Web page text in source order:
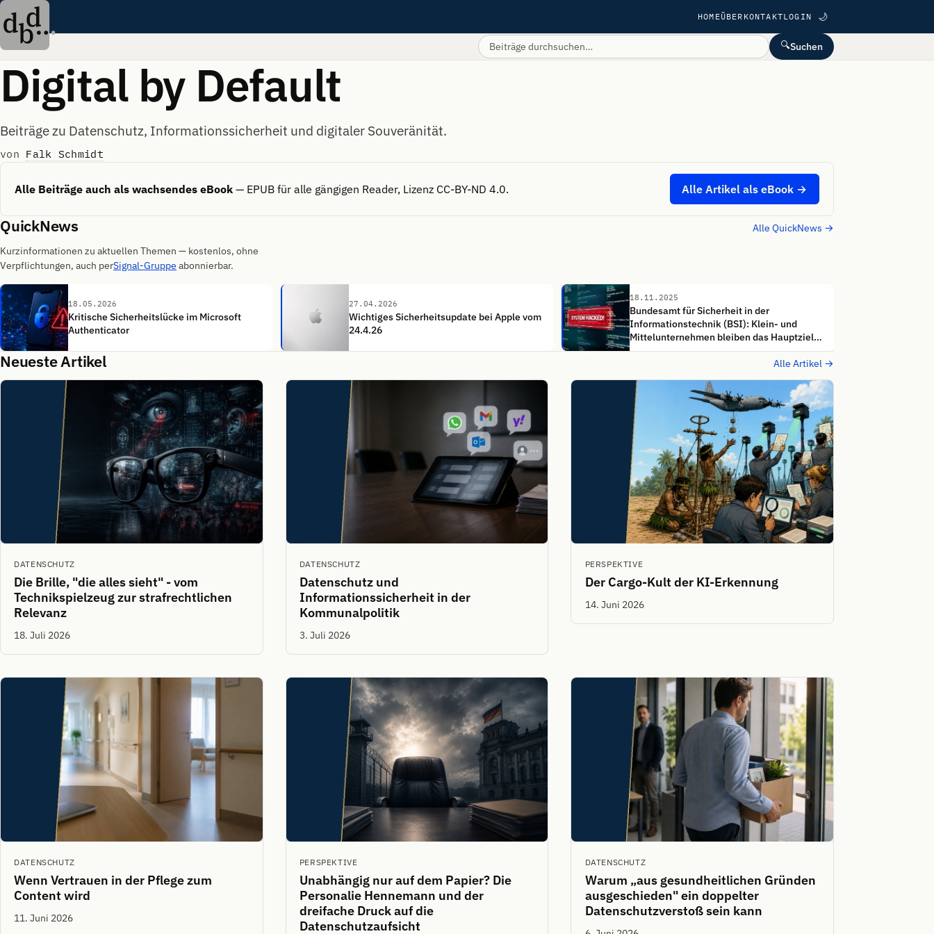
HOMEÜBER KONTAKTLOGIN 🌙
🔍Suchen
Digital by Default
Beiträge zu Datenschutz, Informationssicherheit und digitaler Souveränität.
von Falk Schmidt
Alle Beiträge auch als wachsendes eBook — EPUB für alle gängigen Reader, Lizenz CC-BY-ND 4.0. Alle Artikel als eBook →
QuickNews Alle QuickNews →
Kurzinformationen zu aktuellen Themen — kostenlos, ohne
Verpflichtungen, auch perSignal-Gruppe abonnierbar.
18.05.2026
Kritische Sicherheitslücke im Microsoft
Authenticator
27.04.2026
Wichtiges Sicherheitsupdate bei Apple vom
24.4.26
18.11.2025
Bundesamt für Sicherheit in der
Informationstechnik (BSI): Klein- und
Mittelunternehmen bleiben das Hauptziel
von Cyberangriffen
Neueste Artikel Alle Artikel →
DATENSCHUTZ
Die Brille, "die alles sieht" - vom
Technikspielzeug zur strafrechtlichen
Relevanz
18. Juli 2026
DATENSCHUTZ
Datenschutz und
Informationssicherheit in der
Kommunalpolitik
3. Juli 2026
PERSPEKTIVE
Der Cargo-Kult der KI-Erkennung
14. Juni 2026
DATENSCHUTZ
Wenn Vertrauen in der Pflege zum
Content wird
11. Juni 2026
PERSPEKTIVE
Unabhängig nur auf dem Papier? Die
Personalie Hennemann und der
dreifache Druck auf die
Datenschutzaufsicht
DATENSCHUTZ
Warum „aus gesundheitlichen Gründen
ausgeschieden" ein doppelter
Datenschutzverstoß sein kann